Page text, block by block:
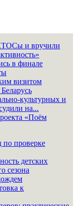
и вручили
в финале
визитом
культурных и
на...
«Поём
проверке
детских
сезона
к